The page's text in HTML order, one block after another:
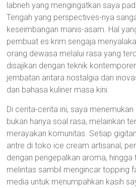
labneh yang mengingatkan saya
Tengah yang perspectives-nya
keseimbangan manis-asam. Hal
pembuat es krim sengaja
orang dewasa melalui rasa yang
disajikan dengan teknik
jembatan antara nostalgia dan
dan bahasa kuliner masa kini.
Di cerita-cerita ini, saya
bukan hanya soal rasa, melainkan
merayakan komunitas. Setiap
antre di toko ice cream artisanal,
dengan pengepalkan aroma,
melintas sambil mengincar topping
media untuk menumpahkan kasih